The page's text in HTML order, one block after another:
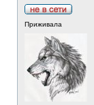
Приживала